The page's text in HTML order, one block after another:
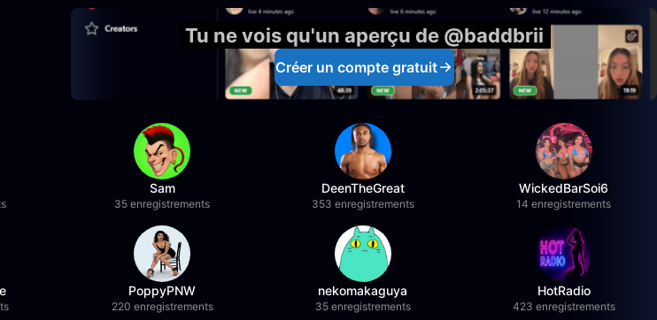
Tu ne vois qu'un aperçu de @baddbrii
Créer un compte gratuit
Sam
35 enregistrements
DeenTheGreat
353 enregistrements
WickedBarSoi6
14 enregistrements
PoppyPNW
220 enregistrements
nekomakaguya
35 enregistrements
HotRadio
423 enregistrements